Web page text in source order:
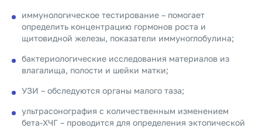
иммунологическое тестирование – помогает
определить концентрацию гормонов роста и
щитовидной железы, показатели иммуноглобулина;
бактериологические исследования материалов из
влагалища, полости и шейки матки;
УЗИ – обследуются органы малого таза;
ультрасонография с количественным изменением
бета-ХЧГ – проводится для определения эктопической